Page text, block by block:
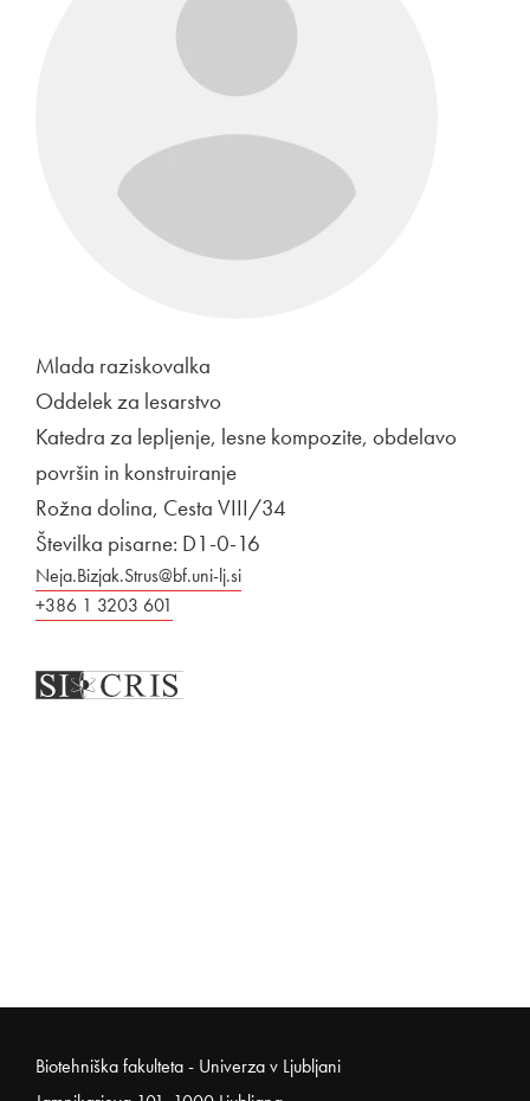
Mlada raziskovalka
Oddelek za lesarstvo
Katedra za lepljenje, lesne kompozite, obdelavo
površin in konstruiranje
Rožna dolina, Cesta VIII/34
Številka pisarne: D1-0-16
Neja.Bizjak.Strus@bf.uni-lj.si
+386 1 3203 601
Noga strani
Biotehniška fakulteta - Univerza v Ljubljani